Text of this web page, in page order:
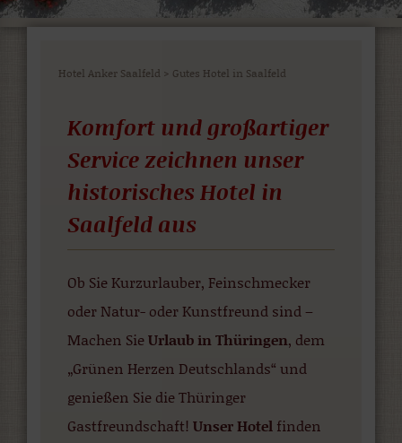
Hotel Anker Saalfeld > Gutes Hotel in Saalfeld
Komfort und großartiger
Service zeichnen unser
historisches Hotel in
Saalfeld aus
Ob Sie Kurzurlauber, Feinschmecker
oder Natur- oder Kunstfreund sind –
Machen SieUrlaub in Thüringen, dem
„Grünen Herzen Deutschlands“ und
genießen Sie die Thüringer
Gastfreundschaft! Unser Hotel finden